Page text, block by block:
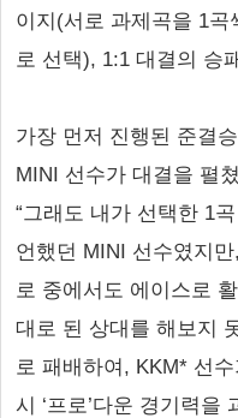
이지(서로 과제곡을 1
로 선택), 1:1 대결의 승
가장 먼저 진행된 준결
MINI 선수가 대결을 펼
“그래도 내가 선택한 1
언했던 MINI 선수였지
로 중에서도 에이스로
대로 된 상대를 해보지
로 패배하여, KKM* 선
시 ‘프로’다운 경기력을